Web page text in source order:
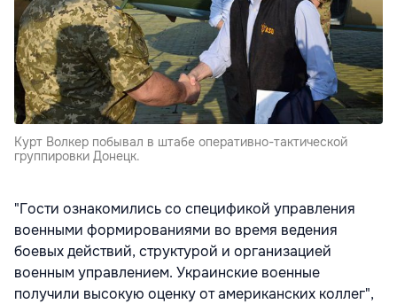
Курт Волкер побывал в штабе оперативно-тактической
группировки Донецк.
"Гости ознакомились со спецификой управления
военными формированиями во время ведения
боевых действий, структурой и организацией
военным управлением. Украинские военные
получили высокую оценку от американских коллег",